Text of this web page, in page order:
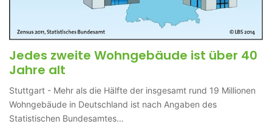
Jedes zweite Wohngebäude ist über 40
Jahre alt
Stuttgart - Mehr als die Hälfte der insgesamt rund 19 Millionen
Wohngebäude in Deutschland ist nach Angaben des
Statistischen Bundesamtes…